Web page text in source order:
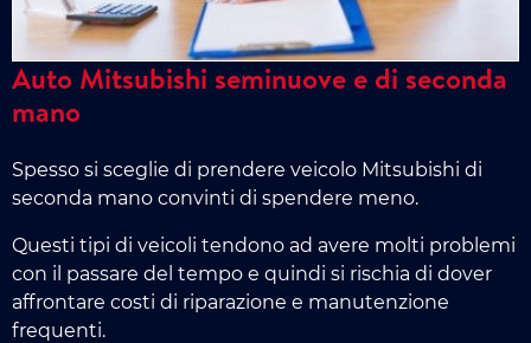
Auto Mitsubishi seminuove e di seconda
mano
Spesso si sceglie di prendere veicolo Mitsubishi di
seconda mano convinti di spendere meno.
Questi tipi di veicoli tendono ad avere molti problemi
con il passare del tempo e quindi si rischia di dover
affrontare costi di riparazione e manutenzione
frequenti.